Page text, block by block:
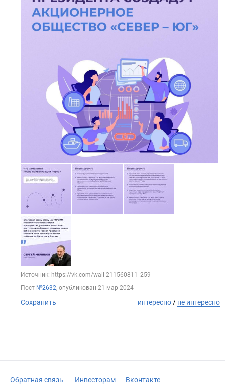
Источник: https://vk.com/wall-211560811_259
Пост №2632, опубликован 21 мар 2024
Сохранить интересно / не интересно
Обратная связь Инвесторам Вконтакте